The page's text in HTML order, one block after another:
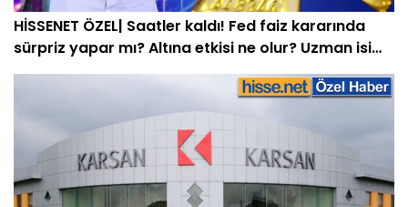
HİSSENET ÖZEL| Saatler kaldı! Fed faiz kararında
sürpriz yapar mı? Altına etkisi ne olur? Uzman isim
açıkladı